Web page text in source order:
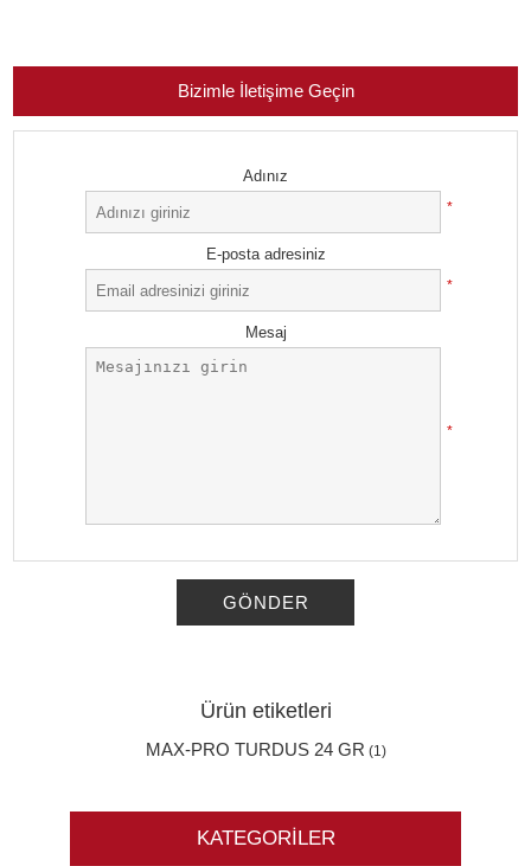
Bizimle İletişime Geçin
Adınız
*
E-posta adresiniz
*
Mesaj
*
GÖNDER
Ürün etiketleri
MAX-PRO TURDUS 24 GR (1)
KATEGORILER